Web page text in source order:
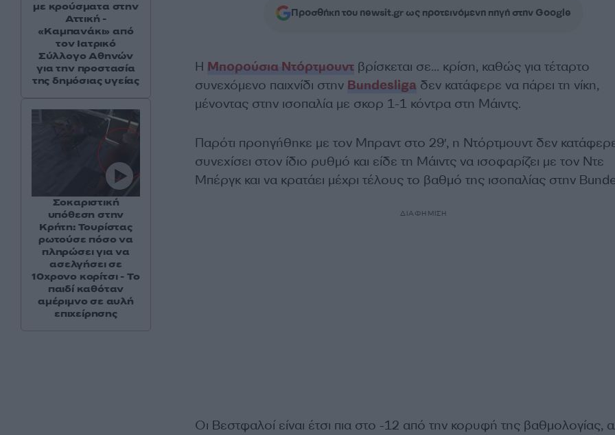
Προσθήκη του newsit.gr ως προτεινόμενη πηγή στην Google
Η Μπορούσια Ντόρτμουντβρίσκεται σε… κρίση, καθώς για τέταρτο
συνεχόμενο παιχνίδι στην Bundesligaδεν κατάφερε να πάρει τη νίκη,
μένοντας στην ισοπαλία με σκορ 1-1 κόντρα στη Μάιντς.
Παρότι προηγήθηκε με τον Μπραντ στο 29′, η Ντόρτμουντ δεν
συνεχίσει στον ίδιο ρυθμό και είδε τη Μάιντς να ισοφαρίζει με τον Ντε
Μπέργκ και να κρατάει μέχρι τέλους το βαθμό της ισοπαλίας στην
ΔΙΑΦΗΜΙΣΗ
Οι Βεστφαλοί είναι έτσι πια στο -12 από την κορυφή της βαθμολογίας,
με κρούσματα στην
Αττική -
«Καμπανάκι» από
τον Ιατρικό
Σύλλογο Αθηνών
για την προστασία
της δημόσιας υγείας
Σοκαριστική
υπόθεση στην
Κρήτη: Τουρίστας
ρωτούσε πόσο να
πληρώσει για να
ασελγήσει σε
10χρονο κορίτσι - Το
παιδί καθόταν
αμέριμνο σε αυλή
επιχείρησης